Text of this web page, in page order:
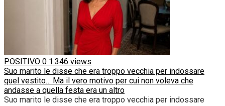
POSITIVO 0 1.346 views
Suo marito le disse che era troppo vecchia per indossare
quel vestito… Ma il vero motivo per cui non voleva che
andasse a quella festa era un altro
Suo marito le disse che era troppo vecchia per indossare